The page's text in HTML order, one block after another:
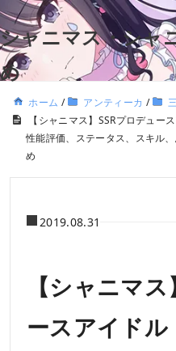
シャニマス・シャ
め
ホーム / アンティーカ /
【シャニマス】SSRプロデュー
性能評価、ステータス、スキル
め
2019.08.31
【シャニマ
ースアイドル